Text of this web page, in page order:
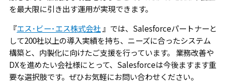
を最大限に引き出す運用が実現できます。
『エス･ビー･エス株式会社』では、Salesforceパートナーと
して200社以上の導入実績を持ち、ニーズに合ったシステム
構築と、内製化に向けたご支援を行っています。 業務改善や
DXを進めたい会社様にとって、Salesforceは今後ますます重
要な選択肢です。ぜひお気軽にお問い合わせください。